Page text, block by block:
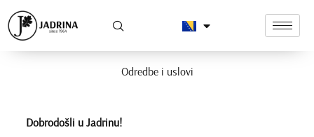
Skip
to
content
Odredbe i uslovi
Dobrodošli u Jadrinu!